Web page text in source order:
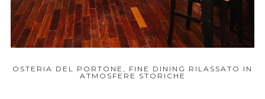
OSTERIA DEL PORTONE, FINE DINING RILASSATO IN
ATMOSFERE STORICHE